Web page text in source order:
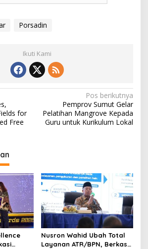
Porsadin
Ikuti Kami
for
Free
Pos berikutnya
Pemprov Sumut Gelar
Pelatihan Mangrove Kepada
Guru untuk Kurikulum Lokal
Nusron Wahid Ubah Total
Layanan ATR/BPN, Berkas